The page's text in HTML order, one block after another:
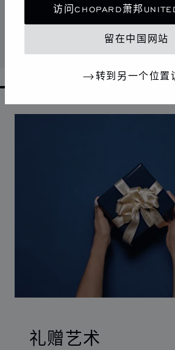
访问CHOPARD萧邦
留在中国网站
转到另一个位置
CLASSIC RACING迷你钱包
蓝色，邓禄普轮胎图案小牛皮
礼赠艺术